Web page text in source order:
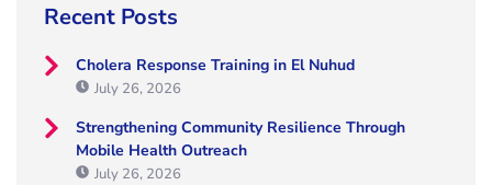
Recent Posts
Cholera Response Training in El Nuhud
July 26, 2026
Strengthening Community Resilience Through
Mobile Health Outreach
July 26, 2026